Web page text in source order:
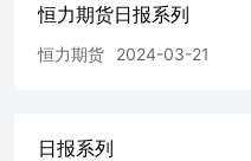
恒力期货日报系列
恒力期货 2024-03-21
日报系列